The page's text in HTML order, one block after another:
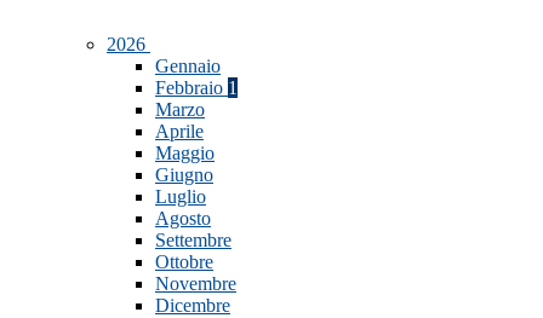
2026
Gennaio
Febbraio 1
Marzo
Aprile
Maggio
Giugno
Luglio
Agosto
Settembre
Ottobre
Novembre
Dicembre